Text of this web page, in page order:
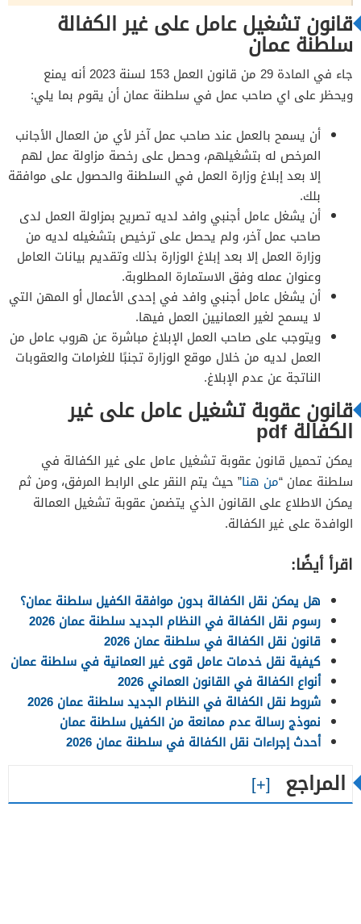
قانون تشغيل عامل على غير الكفالة
سلطنة عمان
جاء في المادة 29 من قانون العمل 153 لسنة 2023 أنه يمنع
ويحظر على اي صاحب عمل في سلطنة عمان أن يقوم بما يلي:
أن يسمح بالعمل عند صاحب عمل آخر لأي من العمال الأجانب
المرخص له بتشغيلهم، وحصل على رخصة مزاولة عمل لهم
إلا بعد إبلاغ وزارة العمل في السلطنة والحصول على موافقة
بلك.
أن يشغل عامل أجنبي وافد لديه تصريح بمزاولة العمل لدى
صاحب عمل آخر، ولم يحصل على ترخيص بتشغيله لديه من
وزارة العمل إلا بعد إبلاغ الوزارة بذلك وتقديم بيانات العامل
وعنوان عمله وفق الاستمارة المطلوبة.
أن يشغل عامل أجنبي وافد في إحدى الأعمال أو المهن التي
لا يسمح لغير العمانيين العمل فيها.
ويتوجب على صاحب العمل الإبلاغ مباشرة عن هروب عامل من
العمل لديه من خلال موقع الوزارة تجنبًا للغرامات والعقوبات
الناتجة عن عدم الإبلاغ.
قانون عقوبة تشغيل عامل على غير
الكفالة pdf
يمكن تحميل قانون عقوبة تشغيل عامل على غير الكفالة في
سلطنة عمان “من هنا” حيث يتم النقر على الرابط المرفق، ومن ثم
يمكن الاطلاع على القانون الذي يتضمن عقوبة تشغيل العمالة
الوافدة على غير الكفالة.
اقرأ أيضًا:
هل يمكن نقل الكفالة بدون موافقة الكفيل سلطنة عمان؟
رسوم نقل الكفالة في النظام الجديد سلطنة عمان 2026
قانون نقل الكفالة في سلطنة عمان 2026
كيفية نقل خدمات عامل قوى غير العمانية في سلطنة عمان
أنواع الكفالة في القانون العماني 2026
شروط نقل الكفالة في النظام الجديد سلطنة عمان 2026
نموذج رسالة عدم ممانعة من الكفيل سلطنة عمان
أحدث إجراءات نقل الكفالة في سلطنة عمان 2026
المراجع